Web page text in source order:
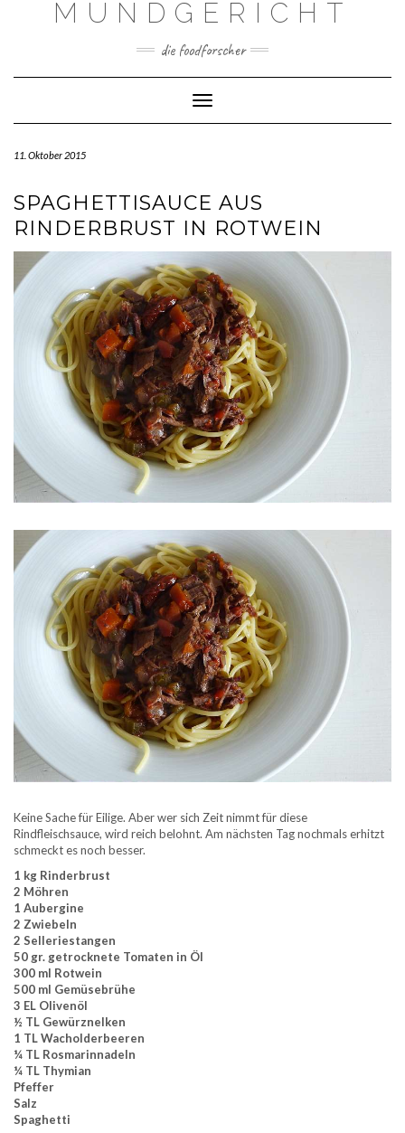
MUNDGERICHT
die foodforscher
Toggle Navigation
11. Oktober 2015
SPAGHETTISAUCE AUS
RINDERBRUST IN ROTWEIN
Keine Sache für Eilige. Aber wer sich Zeit nimmt für diese
Rindfleischsauce, wird reich belohnt. Am nächsten Tag nochmals erhitzt
schmeckt es noch besser.
1 kg Rinderbrust
2 Möhren
1 Aubergine
2 Zwiebeln
2 Selleriestangen
50 gr. getrocknete Tomaten in Öl
300 ml Rotwein
500 ml Gemüsebrühe
3 EL Olivenöl
½ TL Gewürznelken
1 TL Wacholderbeeren
¼ TL Rosmarinnadeln
¼ TL Thymian
Pfeffer
Salz
Spaghetti